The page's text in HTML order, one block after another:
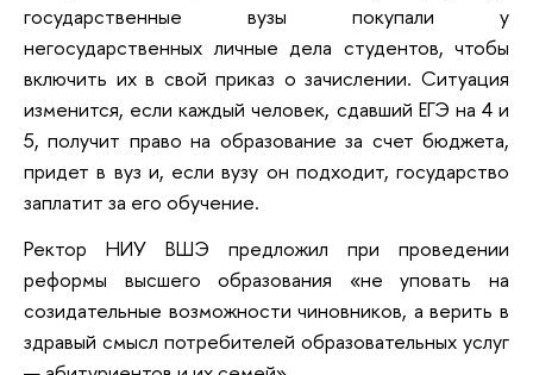
государственные вузы покупали у
негосударственных личные дела студентов, чтобы
включить их в свой приказ о зачислении. Ситуация
изменится, если каждый человек, сдавший ЕГЭ на 4 и
5, получит право на образование за счет бюджета,
придет в вуз и, если вузу он подходит, государство
заплатит за его обучение.
Ректор НИУ ВШЭ предложил при проведении
реформы высшего образования «не уповать на
созидательные возможности чиновников, а верить в
здравый смысл потребителей образовательных услуг